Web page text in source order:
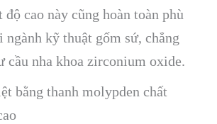
độ cao này cũng hoàn toàn phù
ngành kỹ thuật gốm sứ, chẳng
cầu nha khoa zirconium oxide.
bằng thanh molypden chất